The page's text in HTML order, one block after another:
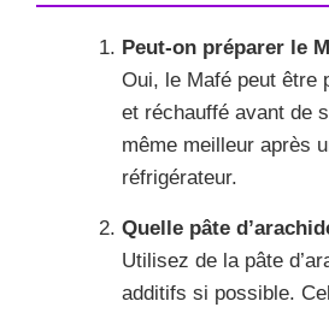
Peut-on préparer le
Oui, le Mafé peut être
et réchauffé avant de
même meilleur après
réfrigérateur.
Quelle pâte
Utilisez de la pâte
additifs si possible.